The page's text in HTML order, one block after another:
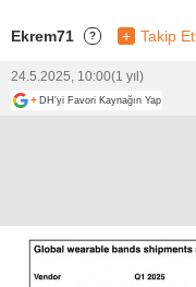
Ekrem71 ? + Takip Et
24.5.2025, 10:00(1 yıl)
+ DH'yi Favori Kaynağın Yap